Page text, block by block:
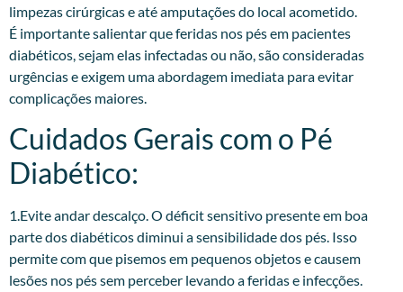
limpezas cirúrgicas e até amputações do local acometido.
É importante salientar que feridas nos pés em pacientes
diabéticos, sejam elas infectadas ou não, são consideradas
urgências e exigem uma abordagem imediata para evitar
complicações maiores.
Cuidados Gerais com o Pé
Diabético:
1.Evite andar descalço. O déficit sensitivo presente em boa
parte dos diabéticos diminui a sensibilidade dos pés. Isso
permite com que pisemos em pequenos objetos e causem
lesões nos pés sem perceber levando a feridas e infecções.